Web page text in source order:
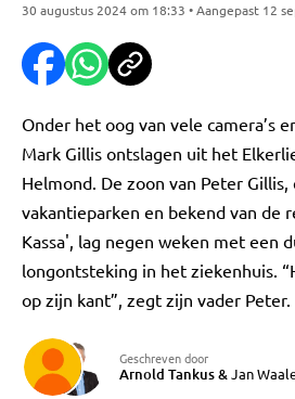
30 augustus 2024 om 18:33 • Aangepast 12
Onder het oog van vele camera’s
Mark Gillis ontslagen uit het
Helmond. De zoon van Peter Gillis,
vakantieparken en bekend van de
Kassa', lag negen weken met een
longontsteking in het ziekenhuis.
op zijn kant”, zegt zijn vader Peter.
Geschreven door
Arnold Tankus&Jan